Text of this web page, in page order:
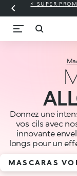
⚡ SUPER
Donnez une
vos cils avec
innovante
longs pour un
MASCARAS